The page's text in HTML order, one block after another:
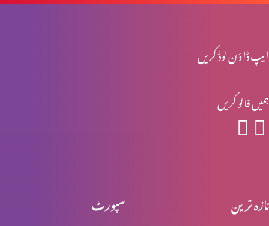
ایپ ڈاؤن لوڈ کریں
ہمیں فالو کریں
سپورٹ تازہ ترین